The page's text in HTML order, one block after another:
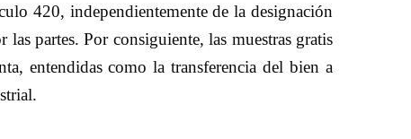
420, independientemente de la designación
partes. Por consiguiente, las muestras gratis
entendidas como la transferencia del bien a
.